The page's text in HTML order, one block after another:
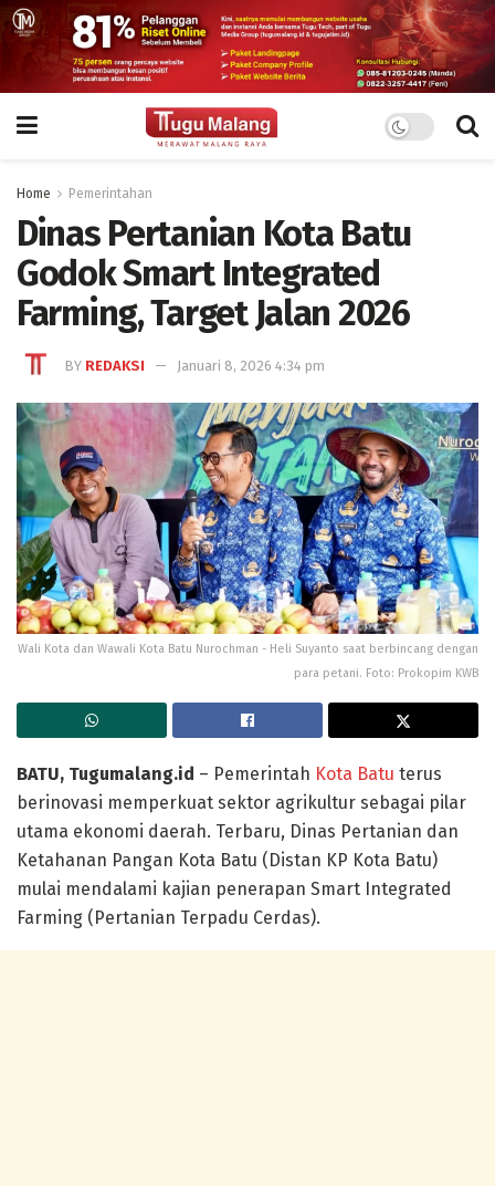
Home Pemerintahan
Dinas Pertanian Kota Batu
Godok Smart Integrated
Farming, Target Jalan 2026
BY REDAKSI Januari 8, 2026 4:34 pm
Wali Kota dan Wawali Kota Batu Nurochman - Heli Suyanto saat berbincang dengan
para petani. Foto: Prokopim KWB
BATU, Tugumalang.id – Pemerintah Kota Batu terus
berinovasi memperkuat sektor agrikultur sebagai pilar
utama ekonomi daerah. Terbaru, Dinas Pertanian dan
Ketahanan Pangan Kota Batu (Distan KP Kota Batu)
mulai mendalami kajian penerapan Smart Integrated
Farming (Pertanian Terpadu Cerdas).